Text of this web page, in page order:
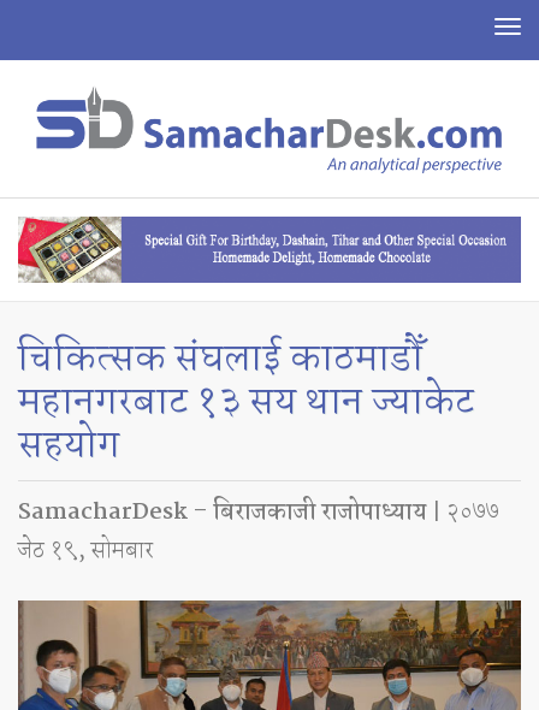
चिकित्सक संघलाई काठमाडौँ
महानगरबाट १३ सय थान ज्याकेट
सहयोग
SamacharDesk – बिराजकाजी राजोपाध्याय | २०७७
जेठ १९, सोमबार